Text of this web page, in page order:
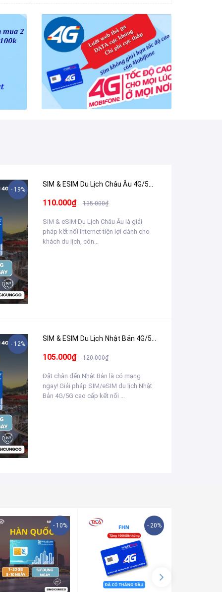
- 19%
SIM & ESIM Du Lịch Châu Âu 4G/5G (33+ Quốc Gia) Tốc Độ Cao - Nhận Tại Việt Nam
110.000₫ 135.000₫
SIM & eSIM Du Lịch Châu Âu là giải
pháp kết nối Internet tiện lợi dành cho
khách du lịch, côn...
- 12%
SIM & ESIM Du Lịch Nhật Bản 4G/5G - Nhận Tại Việt Nam
105.000₫ 120.000₫
Đặt chân đến Nhật Bản là có mạng
ngay! Giải pháp SIM/eSIM du lịch Nhật
Bản 4G/5G cao cấp kết nối ...
- 10% - 20%